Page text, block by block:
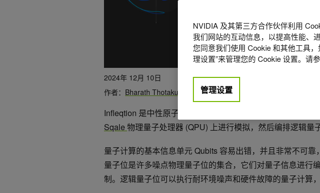
2024年 12月 10日
作者： Bharath Thotakura Tom Noel,Pranav Gokhale
Infleqtion 是中性原子量子计算领域的全球领导者，他们首先
Sqale 物理量子处理器 (QPU) 上进行模拟，然后编排逻辑量
量子计算的基本信息单元 Qubits 容易出错，并且非常不可
量子位是许多噪点物理量子位的集合，它们对量子信息进行
制。逻辑量子位可以执行耐环境噪声和硬件故障的量子计算
NVIDIA 及其第三方合作伙伴利用
我们网站的互动信息，以提高性能、
您同意我们使用 Cookie 和其他工具
理设置”来管理您的 Cookie 设置。请
管理设置